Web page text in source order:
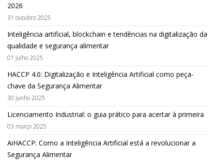
2026
31 outubro 2025
Inteligência artificial, blockchain e tendências na digitalização da
qualidade e segurança alimentar
01 julho 2025
HACCP 4.0: Digitalização e Inteligência Artificial como peça-
chave da Segurança Alimentar
30 junho 2025
Licenciamento Industrial: o guia prático para acertar à primeira
03 março 2025
AiHACCP: Como a Inteligência Artificial está a revolucionar a
Segurança Alimentar